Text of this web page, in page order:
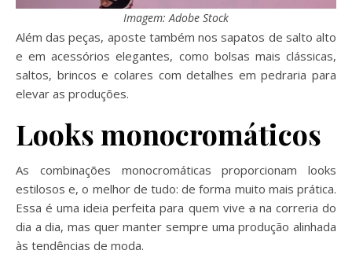
Imagem: Adobe Stock
Além das peças, aposte também nos sapatos de salto alto
e em acessórios elegantes, como bolsas mais clássicas,
saltos, brincos e colares com detalhes em pedraria para
elevar as produções.
Looks monocromáticos
As combinações monocromáticas proporcionam looks
estilosos e, o melhor de tudo: de forma muito mais prática.
Essa é uma ideia perfeita para quem viveana correria do
dia a dia, mas quer manter sempre uma produção alinhada
às tendências de moda.